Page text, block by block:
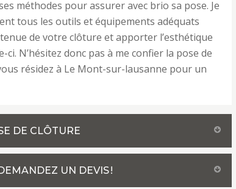
méthodes pour assurer avec brio sa pose. Je
tous les outils et équipements adéquats
de votre clôture et apporter l’esthétique
ci. N’hésitez donc pas à me confier la pose de
résidez à Le Mont-sur-lausanne pour un
DE CLÔTURE
UN DEVIS !